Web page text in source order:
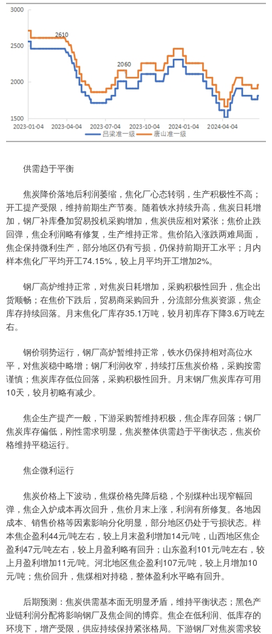
供需趋于平衡
焦炭降价落地后利润萎缩，焦化厂心态转弱，生产积极性不高；
开工提产受限，维持前期生产节奏。随着铁水持续升高，焦炭日耗增
加，钢厂补库叠加贸易投机采购增加，焦炭供应相对紧张；焦价止跌
回弹，焦企利润略有修复，生产维持正常。焦价陷入涨跌两难局面，
焦企保持微利生产，部分地区仍有亏损，仍保持前期开工水平；月内
样本焦化厂平均开工74.15%，较上月平均开工增加2%。
钢厂高炉维持正常，对焦炭日耗增加，采购积极性回升，焦企出
货顺畅；在焦价下跌后，贸易商采购回升，分流部分焦炭资源，焦企
库存持续回落。月末焦化厂库存35.1万吨，较月初库存下降3.6万吨左
右。
钢价弱势运行，钢厂高炉暂维持正常，铁水仍保持相对高位水
平，对焦炭稳中略增；钢厂利润收窄，持续打压焦炭价格，采购按需
谨慎；焦炭库存低位回落，采购积极性回升。月末钢厂焦炭库存可用
10天，较月初略有减少。
焦企生产提产一般，下游采购暂维持积极，焦企库存回落；钢厂
焦炭库存偏低，刚性需求明显，焦炭整体供需趋于平衡状态，焦炭价
格维持平稳运行。
焦企微利运行
焦炭价格上下波动，焦煤价格先降后稳，个别煤种出现窄幅回
弹，焦企入炉成本再次回升，焦价月末上涨，利润有所修复。各地因
成本、销售价格等因素影响分化明显，部分地区仍处于亏损状态。样
本焦企盈利44元/吨左右，较上月末盈利增加14元/吨，山西地区焦企
盈利47元/吨左右，较上月盈利略有回升；山东盈利101元/吨左右，较
上月盈利增加11元/吨。河北地区焦企盈利107元/吨，较上月增加10
元/吨；焦价回升，焦煤相对持稳，整体盈利水平略有回升。
后期预测：焦炭供需基本面无明显矛盾，维持平衡状态；黑色产
业链利润分配将影响钢厂及焦企间的博弈。焦企在低利润、低库存的
环境下，增产受限，供应持续保持紧张格局。下游钢厂对焦炭需求较